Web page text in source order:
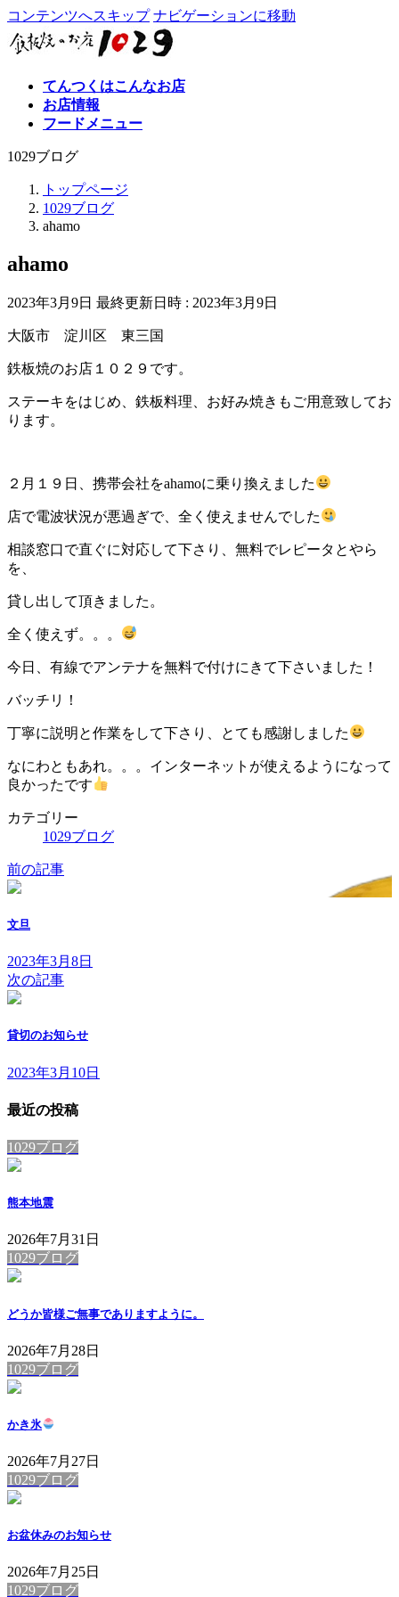
コンテンツへスキップ ナビゲーションに移動
てんつくはこんなお店
お店情報
フードメニュー
1029ブログ
トップページ
1029ブログ
ahamo
ahamo
2023年3月9日 最終更新日時 : 2023年3月9日
大阪市 淀川区 東三国
鉄板焼のお店１０２９です。
ステーキをはじめ、鉄板料理、お好み焼きもご用意致してお
ります。
２月１９日、携帯会社をahamoに乗り換えました
店で電波状況が悪過ぎで、全く使えませんでした
相談窓口で直ぐに対応して下さり、無料でレピータとやら
を、
貸し出して頂きました。
全く使えず。。。
今日、有線でアンテナを無料で付けにきて下さいました！
バッチリ！
丁寧に説明と作業をして下さり、とても感謝しました
なにわともあれ。。。インターネットが使えるようになって
良かったです
カテゴリー
1029ブログ
前の記事
文旦
2023年3月8日
次の記事
貸切のお知らせ
2023年3月10日
最近の投稿
1029ブログ
熊本地震
2026年7月31日
1029ブログ
どうか皆様ご無事でありますように。
2026年7月28日
1029ブログ
かき氷
2026年7月27日
1029ブログ
お盆休みのお知らせ
2026年7月25日
1029ブログ